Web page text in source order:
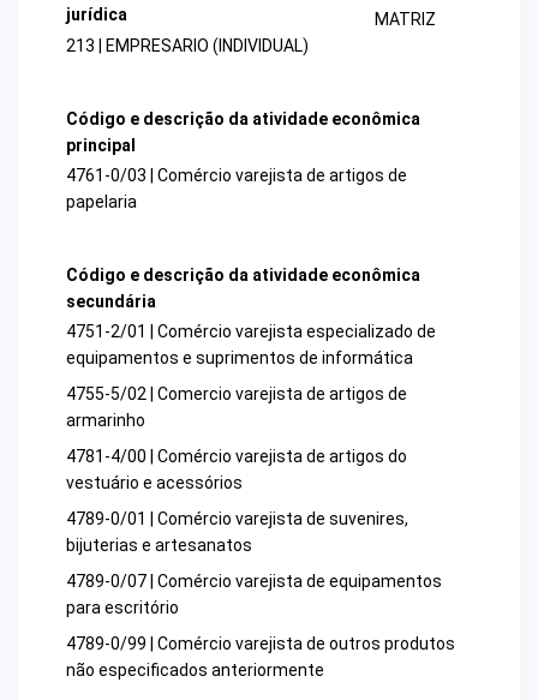
jurídica
213 | EMPRESARIO (INDIVIDUAL)
MATRIZ
Código e descrição da atividade econômica
principal
4761-0/03 | Comércio varejista de artigos de
papelaria
Código e descrição da atividade econômica
secundária
4751-2/01 | Comércio varejista especializado de
equipamentos e suprimentos de informática
4755-5/02 | Comercio varejista de artigos de
armarinho
4781-4/00 | Comércio varejista de artigos do
vestuário e acessórios
4789-0/01 | Comércio varejista de suvenires,
bijuterias e artesanatos
4789-0/07 | Comércio varejista de equipamentos
para escritório
4789-0/99 | Comércio varejista de outros produtos
não especificados anteriormente